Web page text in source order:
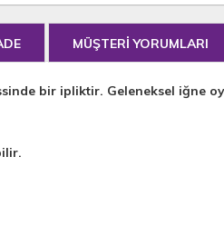
MÜŞTERİ YORUMLARI
bir ipliktir. Geleneksel iğne